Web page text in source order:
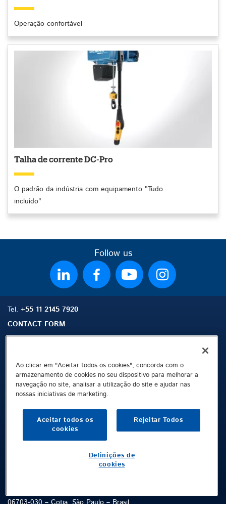
Operação confortável
Talha de corrente DC-Pro
O padrão da indústria com equipamento "Tudo
incluído"
Follow us
Tel. +55 11 2145 7920
CONTACT FORM
Ficha técnica
Proteção de dados
Terms and Conditions
Whistleblowing Channel
Mapa do site Buscar Contato
Public © 2026 Demag Cranes & Components GmbH. All rights reserved.
06703-030 – Cotia, São Paulo – Brasil
Ao clicar em "Aceitar todos os cookies", concorda com o
armazenamento de cookies no seu dispositivo para melhorar a
navegação no site, analisar a utilização do site e ajudar nas
nossas iniciativas de marketing.
Aceitar todos os
cookies
Rejeitar Todos
Definições de
cookies